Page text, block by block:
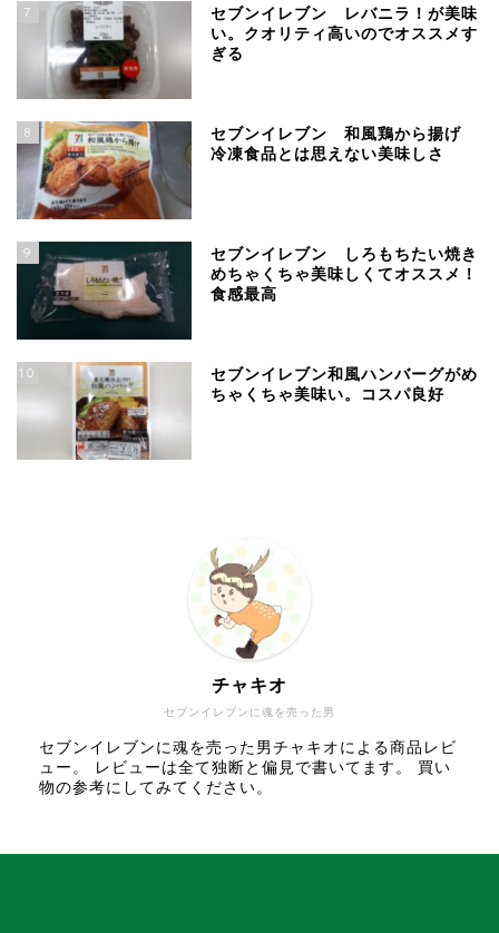
7
セブンイレブン レバニラ！が美味
い。クオリティ高いのでオススメす
ぎる
8
セブンイレブン 和風鶏から揚げ
冷凍食品とは思えない美味しさ
9
セブンイレブン しろもちたい焼き
めちゃくちゃ美味しくてオススメ！
食感最高
10
セブンイレブン和風ハンバーグがめ
ちゃくちゃ美味い。コスパ良好
セブンイレブンに魂を売った男
チャキオ
セブンイレブンに魂を売った男チャキオによる商品レビ
ュー。 レビューは全て独断と偏見で書いてます。 買い
物の参考にしてみてください。